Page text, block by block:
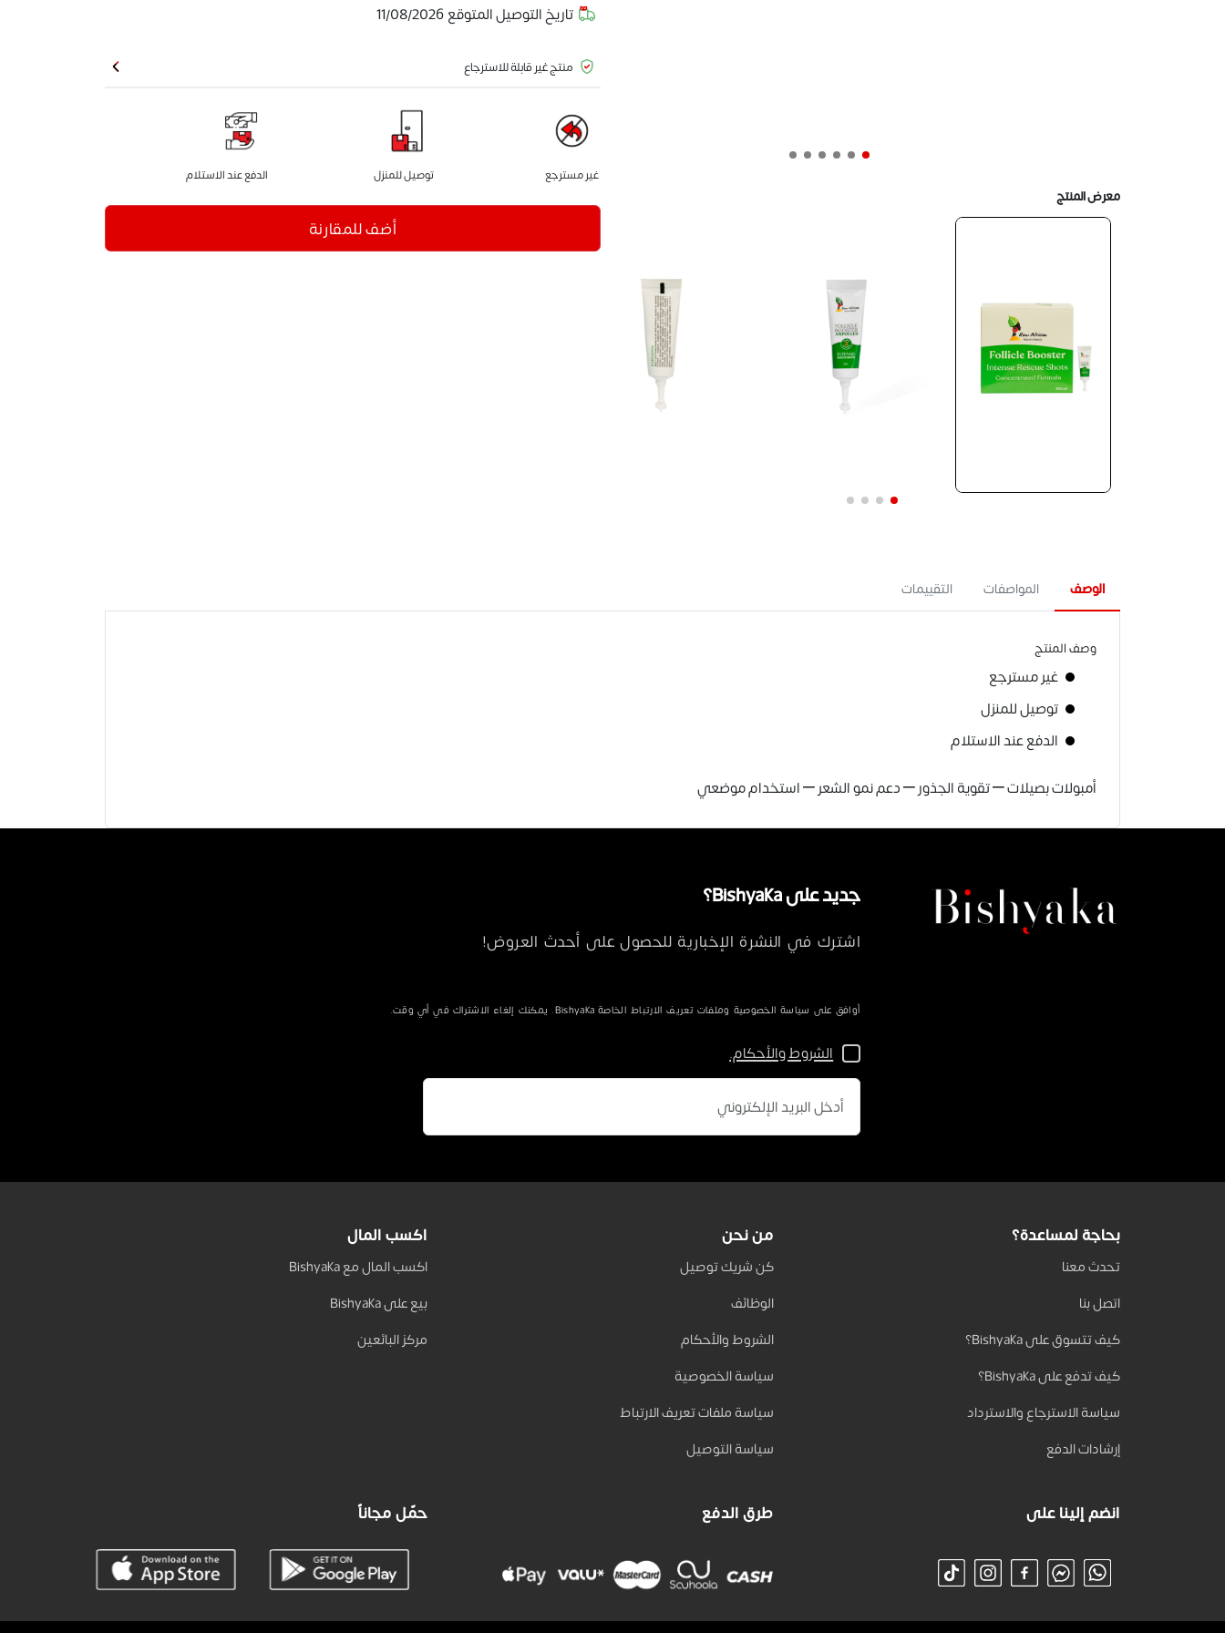
معرض المنتج
تاريخ التوصيل المتوقع11/08/2026
منتج غير قابلة للاسترجاع
غير مسترجع توصيل للمنزل الدفع عند الاستلام
أضف للمقارنة
الوصف المواصفات التقييمات
وصف المنتج
غير مسترجع
توصيل للمنزل
الدفع عند الاستلام
أمبولات بصيلات – تقوية الجذور – دعم نمو الشعر – استخدام موضعي
جديد على Bishyaka؟
اشترك في النشرة الإخبارية للحصول على أحدث العروض!
أوافق على سياسة الخصوصية وملفات تعريف الارتباط الخاصة Bishyaka. يمكنك إلغاء الاشتراك في أي وقت.
الشروط والأحكام.
بحاجة لمساعدة؟
تحدث معنا
اتصل بنا
كيف تتسوق على Bishyaka؟
كيف تدفع على Bishyaka؟
سياسة الاسترجاع والاسترداد
إرشادات الدفع
من نحن
كن شريك توصيل
الوظائف
الشروط والأحكام
سياسة الخصوصية
سياسة ملفات تعريف الارتباط
سياسة التوصيل
اكسب المال
اكسب المال مع Bishyaka
بيع على Bishyaka
مركز البائعين
انضم إلينا على طرق الدفع حمّل مجاناً